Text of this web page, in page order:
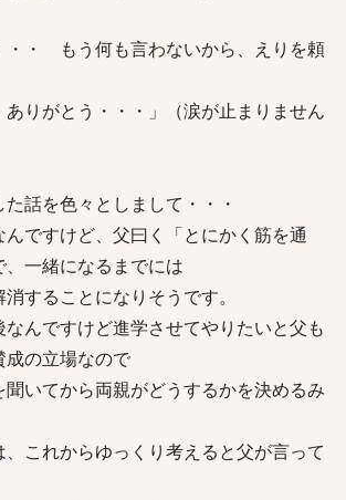
・ もう何も言わないから、えりを頼
りがとう・・・」（涙が止まりません
た話を色々としまして・・・
ですけど、父曰く「とにかく筋を通
一緒になるまでには
することになりそうです。
んですけど進学させてやりたいと父も
の立場なので
聞いてから両親がどうするかを決めるみ
これからゆっくり考えると父が言って